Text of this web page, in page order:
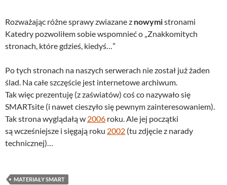
Rozważając różne sprawy zwiazane z nowymistronami
Katedry pozwoliłem sobie wspomnieć o „Znakkomitych
stronach, które gdzieś, kiedyś…”
Po tych stronach na naszych serwerach nie został już żaden
ślad. Na całe szczęście jest internetowe archiwum.
Tak więc prezentuję (z zaświatów) coś co nazywało się
SMARTsite (i nawet cieszyło się pewnym zainteresowaniem).
Tak strona wyglądałą w 2006 roku. Ale jej początki
są wcześniejsze i sięgają roku 2002 (tu zdjęcie z narady
technicznej)…
MATERIAŁY SMART